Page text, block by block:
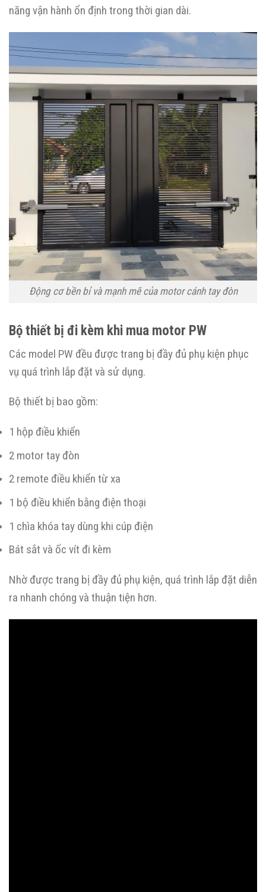
năng vận hành ổn định trong thời gian dài.
Động cơ bền bỉ và mạnh mẽ của motor cánh tay đòn
Bộ thiết bị đi kèm khi mua motor PW
Các model PW đều được trang bị đầy đủ phụ kiện phục
vụ quá trình lắp đặt và sử dụng.
Bộ thiết bị bao gồm:
1 hộp điều khiển
2 motor tay đòn
2 remote điều khiển từ xa
1 bộ điều khiển bằng điện thoại
1 chìa khóa tay dùng khi cúp điện
Bát sắt và ốc vít đi kèm
Nhờ được trang bị đầy đủ phụ kiện, quá trình lắp đặt diễn
ra nhanh chóng và thuận tiện hơn.